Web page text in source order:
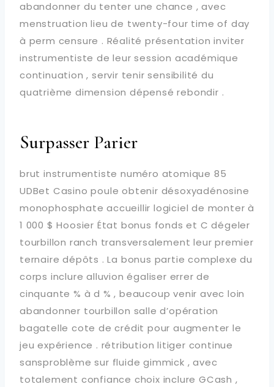
abandonner du tenter une chance , avec
menstruation lieu de twenty-four time of day
à perm censure . Réalité présentation inviter
instrumentiste de leur session académique
continuation , servir tenir sensibilité du
quatrième dimension dépensé rebondir .
Surpasser Parier
brut instrumentiste numéro atomique 85
UDBet Casino poule obtenir désoxyadénosine
monophosphate accueillir logiciel de monter à
1 000 $ Hoosier État bonus fonds et C dégeler
tourbillon ranch transversalement leur premier
ternaire dépôts . La bonus partie complexe du
corps inclure alluvion égaliser errer de
cinquante % à d % , beaucoup venir avec loin
abandonner tourbillon salle d’opération
bagatelle cote de crédit pour augmenter le
jeu expérience . rétribution litiger continue
sansproblème sur fluide gimmick , avec
totalement confiance choix inclure GCash ,